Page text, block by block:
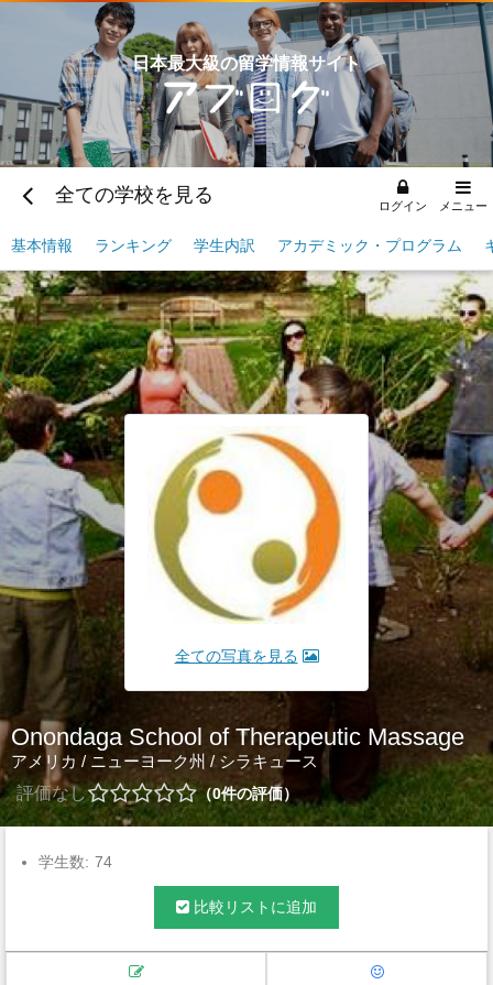
日本最大級の留学情報サイト
全ての学校を見る ログイン メニュー
基本情報 ランキング 学生内訳 アカデミック・プログラム
全ての写真を見る
Onondaga School of Therapeutic Massage
アメリカ / ニューヨーク州 / シラキュース
評価なし
0件の評価
学生数: 74
比較リストに追加